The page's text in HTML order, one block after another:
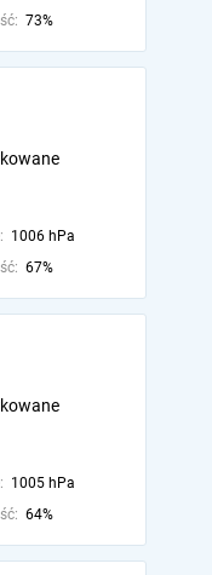
73%
1006 hPa
67%
1005 hPa
64%